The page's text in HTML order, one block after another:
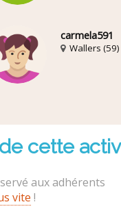
carmela591
Wallers (59)
cette
aux adhérents
vite !